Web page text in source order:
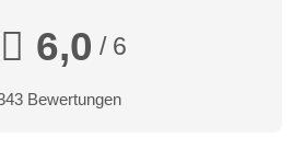
sorgen für Flexibilität und viel
in eurem Urlaub. Der Ausblick auf die
6,0 / 6
Bewertungen